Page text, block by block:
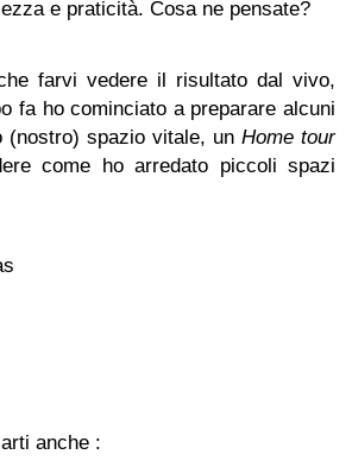
e praticità. Cosa ne pensate?
farvi vedere il risultato dal vivo,
fa ho cominciato a preparare alcuni
(nostro) spazio vitale, un Home tour
come ho arredato piccoli spazi
anche :